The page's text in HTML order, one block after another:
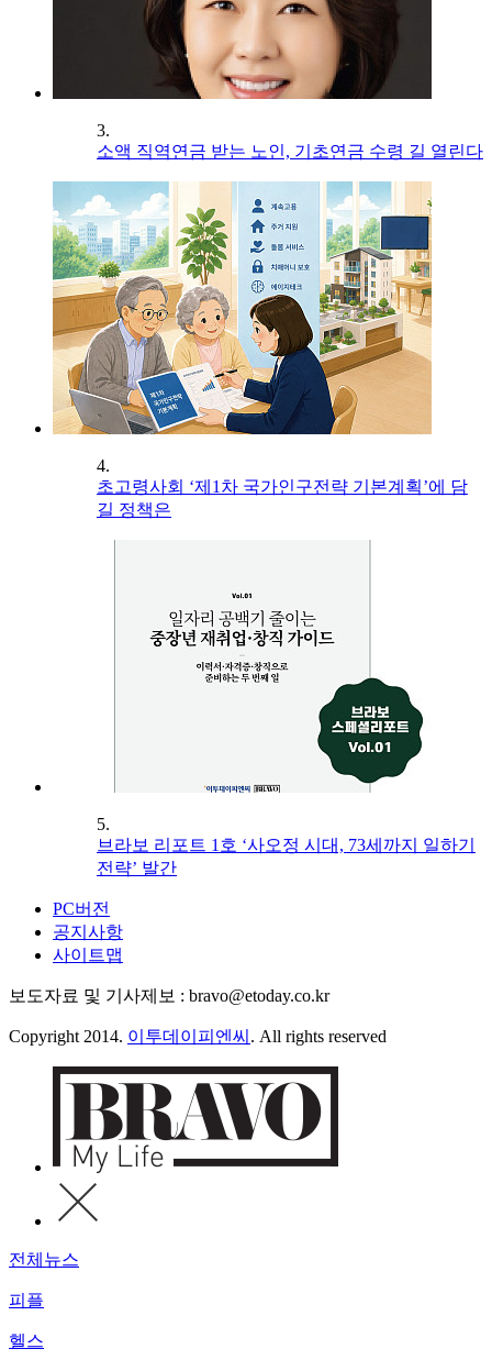
3.
소액 직역연금 받는 노인, 기초연금 수령 길 열린다
4.
초고령사회 ‘제1차 국가인구전략 기본계획’에 담
길 정책은
5.
브라보 리포트 1호 ‘사오정 시대, 73세까지 일하기
전략’ 발간
PC버전
공지사항
사이트맵
보도자료 및 기사제보 : bravo@etoday.co.kr
Copyright 2014. 이투데이피엔씨 . All rights reserved
전체뉴스
피플
헬스